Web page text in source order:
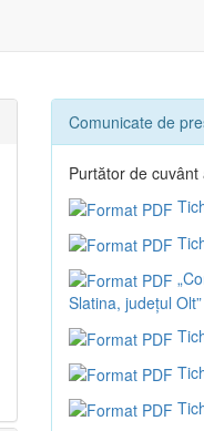
Comunicate de
Purtător de
Slatina, județul Olt”